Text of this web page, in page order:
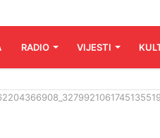
RADIO VIJESTI